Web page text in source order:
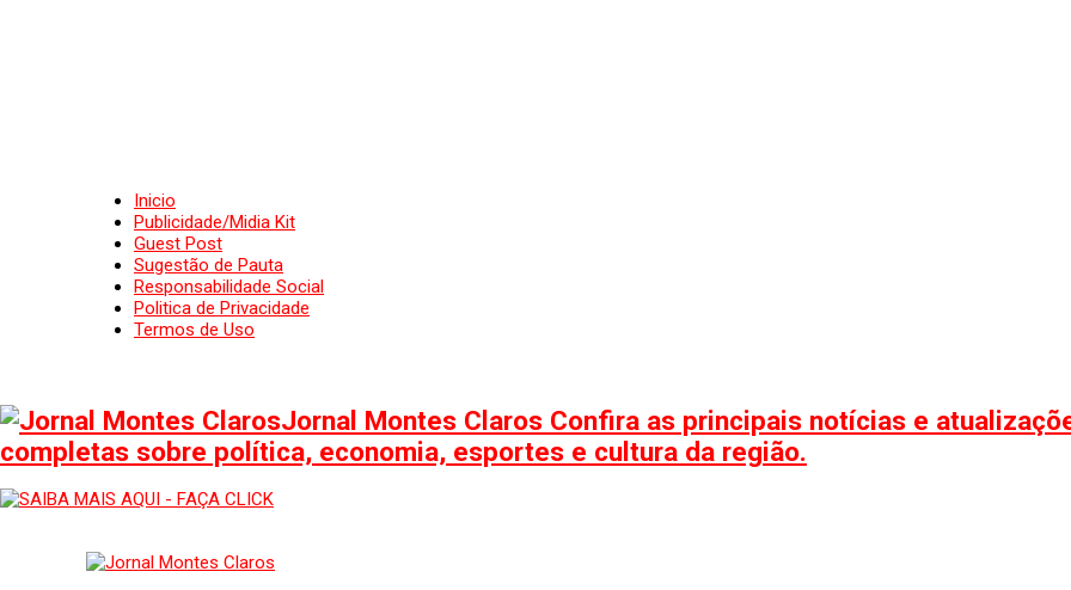
Inicio
Publicidade/Midia Kit
Guest Post
Sugestão de Pauta
Responsabilidade Social
Politica de Privacidade
Termos de Uso
Jornal Montes Claros Confira as principais notícias e
completas sobre política, economia, esportes e cultura da região.